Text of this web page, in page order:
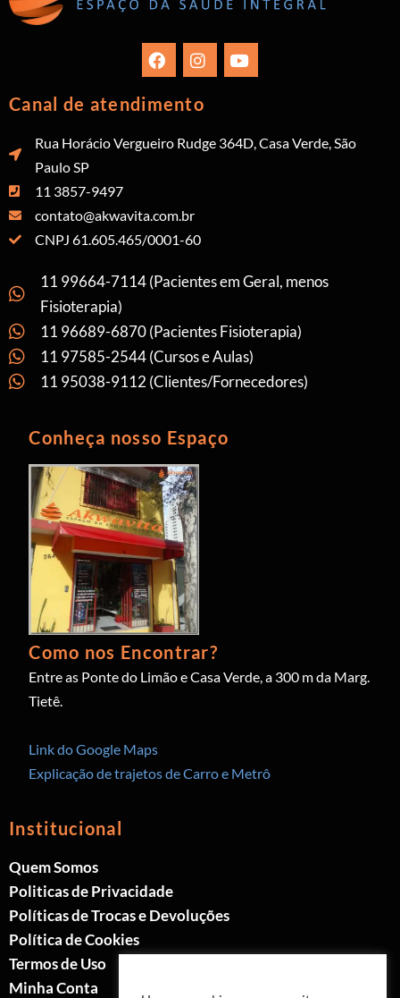
Canal de atendimento
Rua Horácio Vergueiro Rudge 364D, Casa Verde, São
Paulo SP
11 3857-9497
contato@akwavita.com.br
CNPJ 61.605.465/0001-60
11 99664-7114 (Pacientes em Geral, menos
Fisioterapia)
11 96689-6870 (Pacientes Fisioterapia)
11 97585-2544 (Cursos e Aulas)
11 95038-9112 (Clientes/Fornecedores)
Conheça nosso Espaço
Como nos Encontrar?
Entre as Ponte do Limão e Casa Verde, a 300 m da Marg.
Tietê.
Link do Google Maps
Explicação de trajetos de Carro e Metrô
Institucional
Quem Somos
Politicas de Privacidade
Políticas de Trocas e Devoluções
Política de Cookies
Termos de Uso
Minha Conta